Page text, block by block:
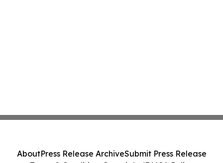
AboutPress Release ArchiveSubmit Press Release